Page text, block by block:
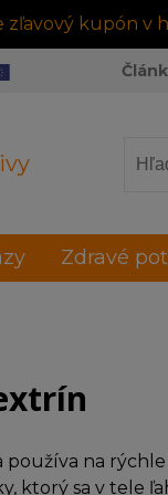
kupón v
Zdravé
na
ktorý sa v tele